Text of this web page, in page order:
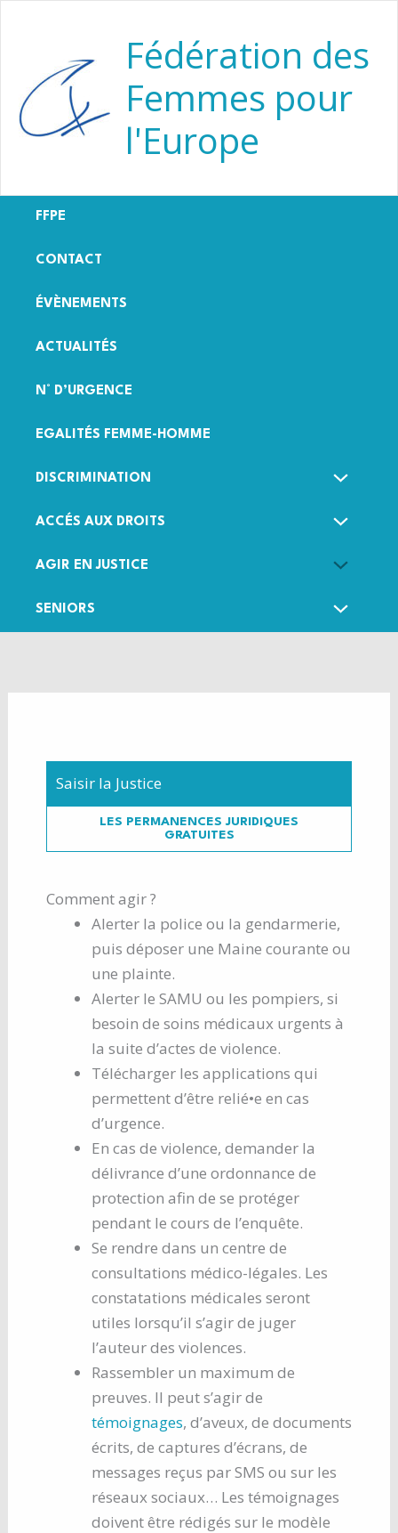
Fédération des
Femmes pour
l'Europe
FFPE
CONTACT
ÉVÈNEMENTS
ACTUALITÉS
N° D’URGENCE
EGALITÉS FEMME-HOMME
DISCRIMINATION
ACCÉS AUX DROITS
AGIR EN JUSTICE
SENIORS
Saisir la Justice
LES PERMANENCES JURIDIQUES
GRATUITES
Comment agir ?
Alerter la police ou la gendarmerie,
puis déposer une Maine courante ou
une plainte.
Alerter le SAMU ou les pompiers, si
besoin de soins médicaux urgents à
la suite d’actes de violence.
Télécharger les applications qui
permettent d’être relié•e en cas
d’urgence.
En cas de violence, demander la
délivrance d’une ordonnance de
protection afin de se protéger
pendant le cours de l’enquête.
Se rendre dans un centre de
consultations médico-légales. Les
constatations médicales seront
utiles lorsqu’il s’agir de juger
l’auteur des violences.
Rassembler un maximum de
preuves. Il peut s’agir de
témoignages, d’aveux, de documents
écrits, de captures d’écrans, de
messages reçus par SMS ou sur les
réseaux sociaux… Les témoignages
doivent être rédigés sur le modèle